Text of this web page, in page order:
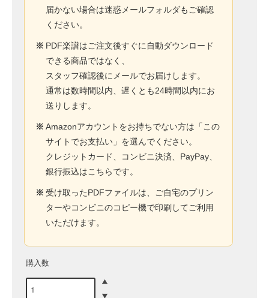
届かない場合は迷惑メールフォルダもご確認
ください。
※ PDF楽譜はご注文後すぐに自動ダウンロード
できる商品ではなく、
スタッフ確認後にメールでお届けします。
通常は数時間以内、遅くとも24時間以内にお
送りします。
※ Amazonアカウントをお持ちでない方は「この
サイトでお支払い」を選んでください。
クレジットカード、コンビニ決済、PayPay、
銀行振込はこちらです。
※ 受け取ったPDFファイルは、ご自宅のプリン
ターやコンビニのコピー機で印刷してご利用
いただけます。
購入数